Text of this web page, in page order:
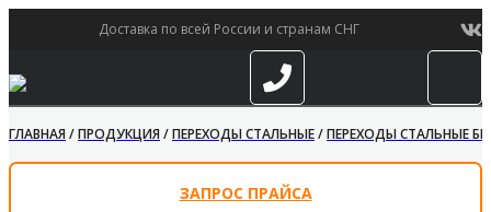
Доставка по всей России и странам СНГ
ГЛАВНАЯ/ПРОДУКЦИЯ/ПЕРЕХОДЫ СТАЛЬНЫЕ/ПЕРЕХОДЫ СТАЛЬНЫЕ
ЗАПРОС ПРАЙСА